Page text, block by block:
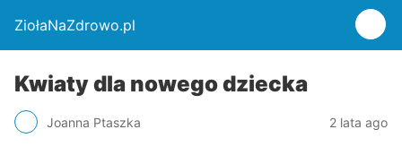
ZiołaNaZdrowo.pl
Kwiaty dla nowego dziecka
Joanna Ptaszka 2 lata ago